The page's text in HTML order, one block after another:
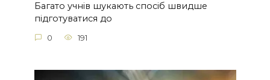
Багато учнів шукають спосіб швидше
підготуватися до
0 191